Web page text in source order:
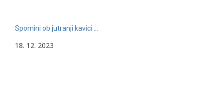
Spomini ob jutranji kavici …
18. 12. 2023